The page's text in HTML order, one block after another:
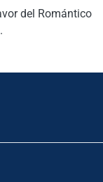
del Romántico